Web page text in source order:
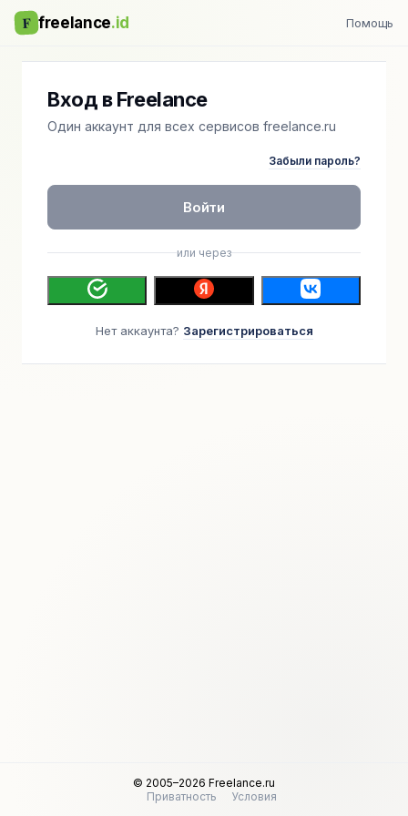
F freelance.id Помощь
Вход в Freelance
Один аккаунт для всех сервисов freelance.ru
Забыли пароль?
Войти
или через
Нет аккаунта? Зарегистрироваться
© 2005–2026 Freelance.ru
Приватность
Условия